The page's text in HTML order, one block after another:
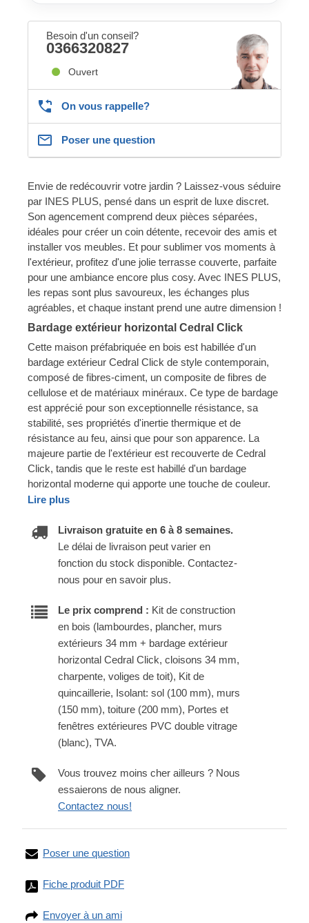
Besoin d'un conseil?
0366320827
Ouvert
On vous rappelle?
Poser une question
Envie de redécouvrir votre jardin ? Laissez-vous séduire
par INES PLUS, pensé dans un esprit de luxe discret.
Son agencement comprend deux pièces séparées,
idéales pour créer un coin détente, recevoir des amis et
installer vos meubles. Et pour sublimer vos moments à
l'extérieur, profitez d'une jolie terrasse couverte, parfaite
pour une ambiance encore plus cosy. Avec INES PLUS,
les repas sont plus savoureux, les échanges plus
agréables, et chaque instant prend une autre dimension !
Bardage extérieur horizontal Cedral Click
Cette maison préfabriquée en bois est habillée d'un
bardage extérieur Cedral Click de style contemporain,
composé de fibres-ciment, un composite de fibres de
cellulose et de matériaux minéraux. Ce type de bardage
est apprécié pour son exceptionnelle résistance, sa
stabilité, ses propriétés d'inertie thermique et de
résistance au feu, ainsi que pour son apparence. La
majeure partie de l'extérieur est recouverte de Cedral
Click, tandis que le reste est habillé d'un bardage
horizontal moderne qui apporte une touche de couleur.
Lire plus
Livraison gratuite en 6 à 8 semaines.
Le délai de livraison peut varier en
fonction du stock disponible. Contactez-
nous pour en savoir plus.
Le prix comprend : Kit de construction
en bois (lambourdes, plancher, murs
extérieurs 34 mm + bardage extérieur
horizontal Cedral Click, cloisons 34 mm,
charpente, voliges de toit), Kit de
quincaillerie, Isolant: sol (100 mm), murs
(150 mm), toiture (200 mm), Portes et
fenêtres extérieures PVC double vitrage
(blanc), TVA.
Vous trouvez moins cher ailleurs ? Nous
essaierons de nous aligner.
Contactez nous!
Poser une question
Fiche produit PDF
Envoyer à un ami